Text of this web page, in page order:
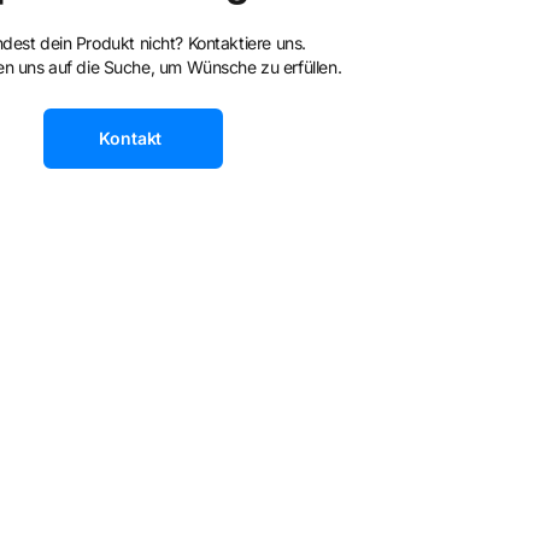
dein Produkt nicht? Kontaktiere uns.
uns auf die Suche, um Wünsche zu erfüllen.
Kontakt